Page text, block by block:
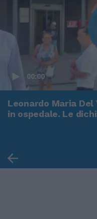
00:00
Leonardo Maria
in ospedale. Le